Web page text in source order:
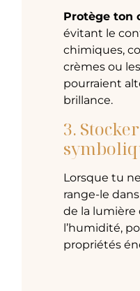
Protège ton
évitant le
chimiques,
crèmes ou
pourraient
brillance.
3.
Lorsque tu
range-le
de la lumière
l’humidité,
propriétés